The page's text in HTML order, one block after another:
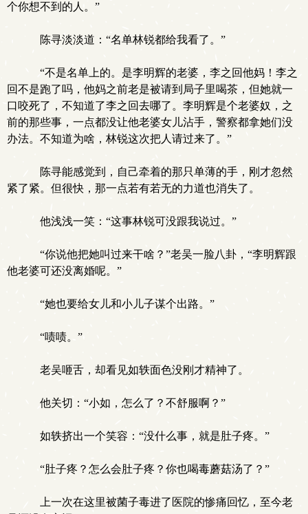
个你想不到的人。”
陈寻淡淡道：“名单林锐都给我看了。”
“不是名单上的。是李明辉的老婆，李之回他妈！李之
回不是跑了吗，他妈之前老是被请到局子里喝茶，但她就一
口咬死了，不知道了李之回去哪了。李明辉是个老婆奴，之
前的那些事，一点都没让他老婆女儿沾手，警察都拿她们没
办法。不知道为啥，林锐这次把人请过来了。”
陈寻能感觉到，自己牵着的那只单薄的手，刚才忽然
紧了紧。但很快，那一点若有若无的力道也消失了。
他浅浅一笑：“这事林锐可没跟我说过。”
“你说他把她叫过来干啥？”老吴一脸八卦，“李明辉跟
他老婆可还没离婚呢。”
“她也要给女儿和小儿子谋个出路。”
“啧啧。”
老吴咂舌，却看见如轶面色没刚才精神了。
他关切：“小如，怎么了？不舒服啊？”
如轶挤出一个笑容：“没什么事，就是肚子疼。”
“肚子疼？怎么会肚子疼？你也喝毒蘑菇汤了？”
上一次在这里被菌子毒进了医院的惨痛回忆，至今老